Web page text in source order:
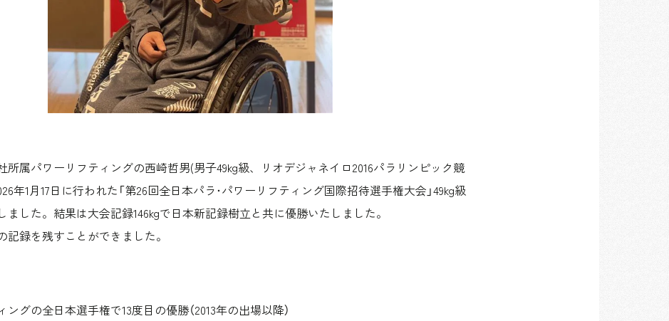
所属パワーリフティングの西崎哲男(男子49kg級、リオデジャネイロ2016パラリンピック競
年1月17日に行われた「第26回全日本パラ･パワーリフティング国際招待選手権大会」49kg級
ました。結果は大会記録146kgで日本新記録樹立と共に優勝いたしました。
記録を残すことができました。
グの全日本選手権で13度目の優勝（2013年の出場以降）